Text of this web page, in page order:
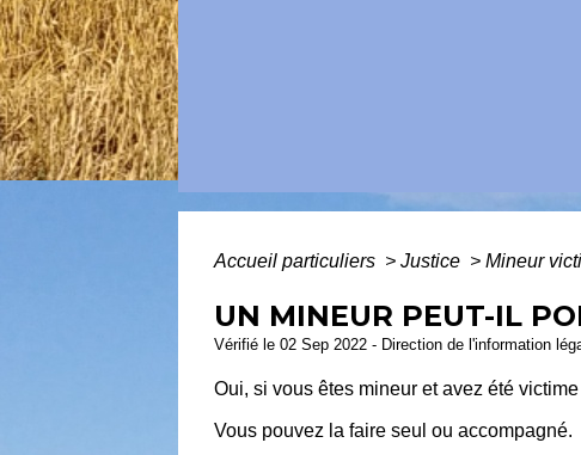
Accueil particuliers > Justice > Mineur
UN MINEUR PEUT-IL
Vérifié le 02 Sep 2022 - Direction de l'information
Oui, si vous êtes mineur et avez été
Vous pouvez la faire seul ou accompagné.